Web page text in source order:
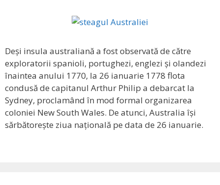
Deși insula australiană a fost observată de către
exploratorii spanioli, portughezi, englezi și olandezi
înaintea anului 1770, la 26 ianuarie 1778 flota
condusă de capitanul Arthur Philip a debarcat la
Sydney, proclamând în mod formal organizarea
coloniei New South Wales. De atunci, Australia își
sărbătorește ziua națională pe data de 26 ianuarie.